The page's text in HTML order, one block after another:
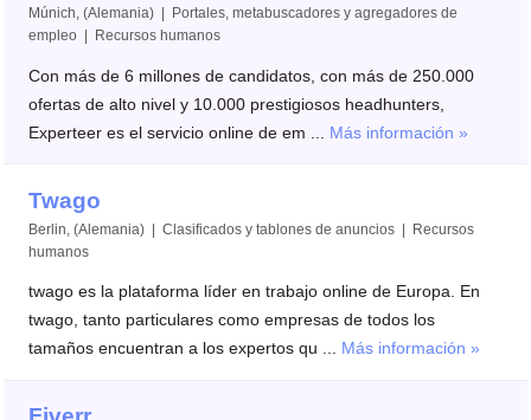
Múnich, (Alemania) | Portales, metabuscadores y agregadores de
empleo | Recursos humanos
Con más de 6 millones de candidatos, con más de 250.000
ofertas de alto nivel y 10.000 prestigiosos headhunters,
Experteer es el servicio online de em ... Más información »
Twago
Berlin, (Alemania) | Clasificados y tablones de anuncios | Recursos
humanos
twago es la plataforma líder en trabajo online de Europa. En
twago, tanto particulares como empresas de todos los
tamaños encuentran a los expertos qu ... Más información »